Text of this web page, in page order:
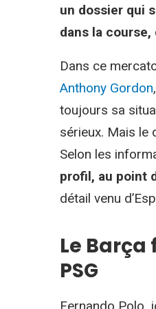
un dossier qui
dans la
Dans ce
Anthony Gordon,
toujours sa
sérieux. Mais le
Selon les
profil, au point
détail venu
Le
PSG